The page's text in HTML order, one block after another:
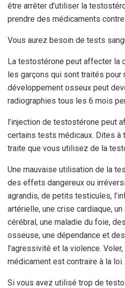
être arrêter d’utiliser la
prendre des médicaments contre
Vous aurez besoin de tests
La testostérone peut affecter la
les garçons qui sont traités pour
développement osseux peut
radiographies tous les 6 mois
l’injection de testostérone peut
certains tests médicaux. Dites à
traite que vous utilisez de la
Une mauvaise utilisation de la
des effets dangereux ou
agrandis, de petits testicules,
artérielle, une crise cardiaque,
cérébral, une maladie du foie,
osseuse, une dépendance et
l’agressivité et la violence.
médicament est contraire à la loi.
Si vous avez utilisé trop de